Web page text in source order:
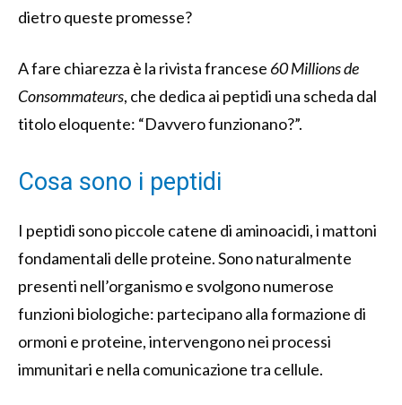
dietro queste promesse?
A fare chiarezza è la rivista francese 60 Millions de
Consommateurs, che dedica ai peptidi una scheda dal
titolo eloquente: “Davvero funzionano?”.
Cosa sono i peptidi
I peptidi sono piccole catene di aminoacidi, i mattoni
fondamentali delle proteine. Sono naturalmente
presenti nell’organismo e svolgono numerose
funzioni biologiche: partecipano alla formazione di
ormoni e proteine, intervengono nei processi
immunitari e nella comunicazione tra cellule.